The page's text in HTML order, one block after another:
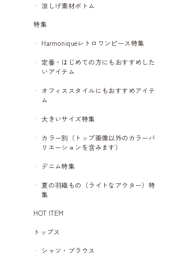
涼しげ素材ボトム
特集
Harmoniqueレトロワンピース特集
定番・はじめての方にもおすすめした
いアイテム
オフィススタイルにもおすすめアイテ
ム
大きいサイズ特集
カラー別（トップ画像以外のカラーバ
リエーションを含みます）
デニム特集
夏の羽織もの（ライトなアウター）特
集
HOT ITEM
トップス
シャツ・ブラウス